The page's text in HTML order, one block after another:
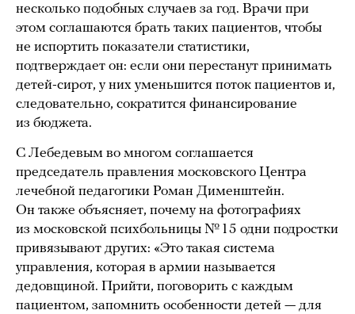
несколько подобных случаев за год. Врачи при
этом соглашаются брать таких пациентов, чтобы
не испортить показатели статистики,
подтверждает он: если они перестанут принимать
детей-сирот, у них уменьшится поток пациентов и,
следовательно, сократится финансирование
из бюджета.
С Лебедевым во многом соглашается
председатель правления московского Центра
лечебной педагогики Роман Дименштейн.
Он также объясняет, почему на фотографиях
из московской психбольницы № 15 одни подростки
привязывают других: «Это такая система
управления, которая в армии называется
дедовщиной. Прийти, поговорить с каждым
пациентом, запомнить особенности детей — для